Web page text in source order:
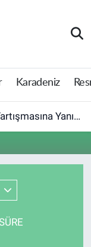
Karadeniz
Açıklama Geldi